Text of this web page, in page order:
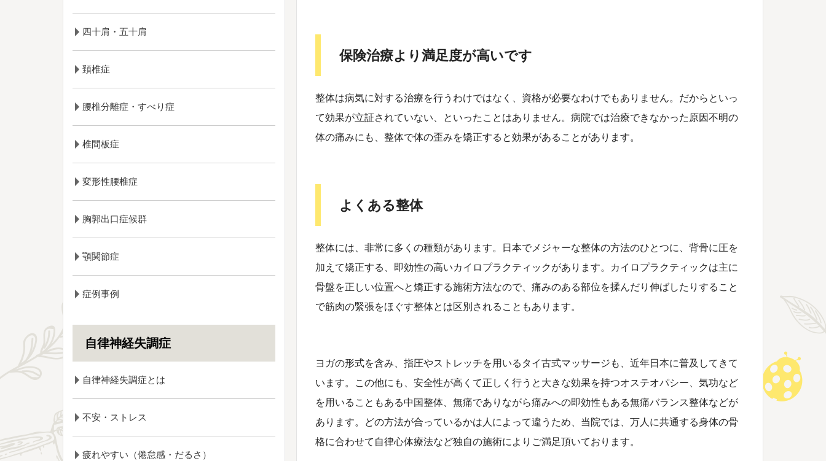
保険治療より満足度が高いです
整体は病気に対する治療を行うわけではなく、資格が必要なわけでもありません。だからといっ
て効果が立証されていない、といったことはありません。病院では治療できなかった原因不明の
体の痛みにも、整体で体の歪みを矯正すると効果があることがあります。
よくある整体
整体には、非常に多くの種類があります。
日本でメジャーな整体の方法のひとつに、背骨に圧を
加えて矯正する、即効性の高いカイロプラクティックがあります。
カイロプラクティックは主に
骨盤を正しい位置へと矯正する施術方法なので、痛みのある部位を揉んだり伸ばしたりすること
で筋肉の緊張をほぐす整体とは区別されることもあります。
ヨガの形式を含み、指圧やストレッチを用いるタイ古式マッサージも、近年日本に普及してきて
います。この他にも、安全性が高くて正しく行うと大きな効果を持つオステオパシー、気功など
を用いることもある中国整体、無痛でありながら痛みへの即効性もある無痛バランス整体などが
あります。どの方法が合っているかは人によって違うため、 当院では、万人に共通する身体の骨
格に合わせて自律心体療法など独自の施術によりご満足頂いております。
四十肩・五十肩
頚椎症
腰椎分離症・すべり症
椎間板症
変形性腰椎症
胸郭出口症候群
顎関節症
症例事例
自律神経失調症
自律神経失調症とは
不安・ストレス
疲れやすい（倦怠感・だるさ）